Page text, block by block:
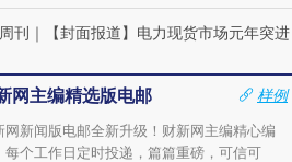
刊 ｜ 【封面报道】电力现货市场元年突进
网主编精选版电邮
样例
网新闻版电邮全新升级！财新网主编精心编
每个工作日定时投递，篇篇重磅，可信可